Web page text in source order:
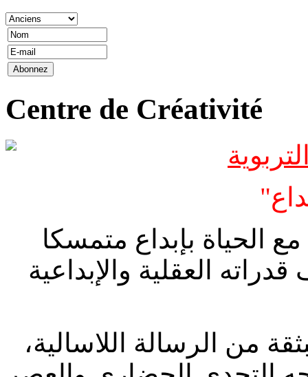
Centre de Créativité
الحياة بإبداع متمسكا
العقلية والإبداعية
من الرسالة اللاسالية،